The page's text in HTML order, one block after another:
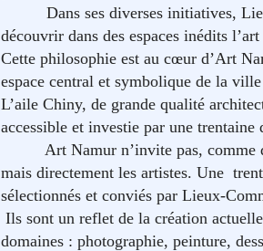
Dans ses diverses initiatives,
découvrir dans des espaces inédits
Cette philosophie est au cœur d’Art
espace central et symbolique de la
L’aile Chiny, de grande qualité
accessible et investie par une trentaine
Art Namur n’invite pas, comme
mais directement les artistes. Une
sélectionnés et conviés par Lieux-
Ils sont un reflet de la création
domaines : photographie, peinture,